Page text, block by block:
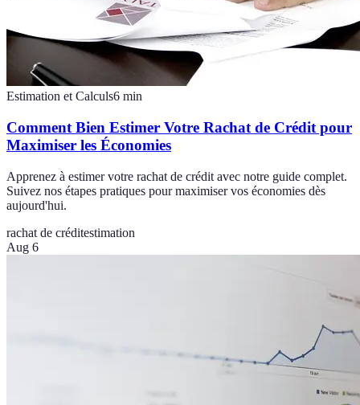
Estimation et Calculs6 min
Comment Bien Estimer Votre Rachat de Crédit pour
Maximiser les Économies
Apprenez à estimer votre rachat de crédit avec notre guide complet.
Suivez nos étapes pratiques pour maximiser vos économies dès
aujourd'hui.
rachat de créditestimation
Aug 6